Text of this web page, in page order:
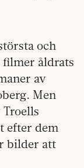
och
filmer åldrats
av
Men
efter dem
bilder att